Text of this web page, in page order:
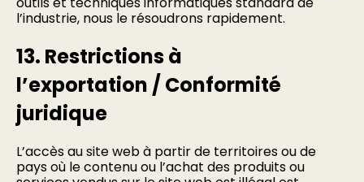
l’industrie, nous le résoudrons rapidement.
13. Restrictions à
l’exportation / Conformité
juridique
L’accès au site web à partir de territoires ou de
pays où le contenu ou l’achat des produits ou